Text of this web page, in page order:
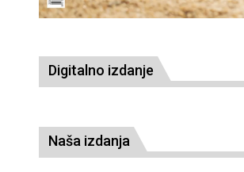
Digitalno izdanje
Naša izdanja